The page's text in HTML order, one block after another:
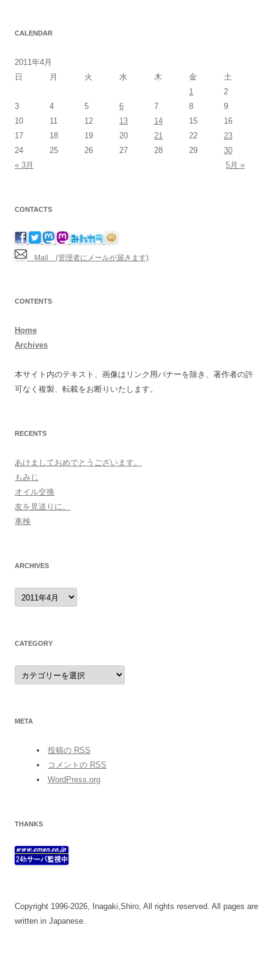
CALENDAR
2011年4月
日
月 火 水 木 金
土
1
2
3
4 5 6 7 8
9
10
11 12 13 14 15
16
17
18 19 20 21 22
23
24
25 26 27 28 29
30
« 3月
5月 »
CONTACTS
Mail (管理者にメールが届きます)
CONTENTS
Home
Archives
本サイト内のテキスト、画像はリンク用バナーを除き、著作者の許
可なく複製、転載をお断りいたします。
RECENTS
あけましておめでとうございます。
もみじ
オイル交換
友を見送りに。
車検
ARCHIVES
archives
CATEGORY
category
META
投稿の RSS
コメントの RSS
WordPress.org
THANKS
Copyright 1996-2026, Inagaki,Shiro, All rights reserved. All pages are
written in Japanese.